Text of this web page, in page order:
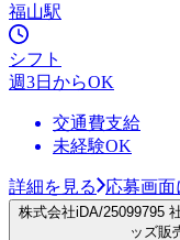
福山駅
シフト
週3日からOK
交通費支給
未経験OK
詳細を見る 応募画面
株式会社iDA/25099795